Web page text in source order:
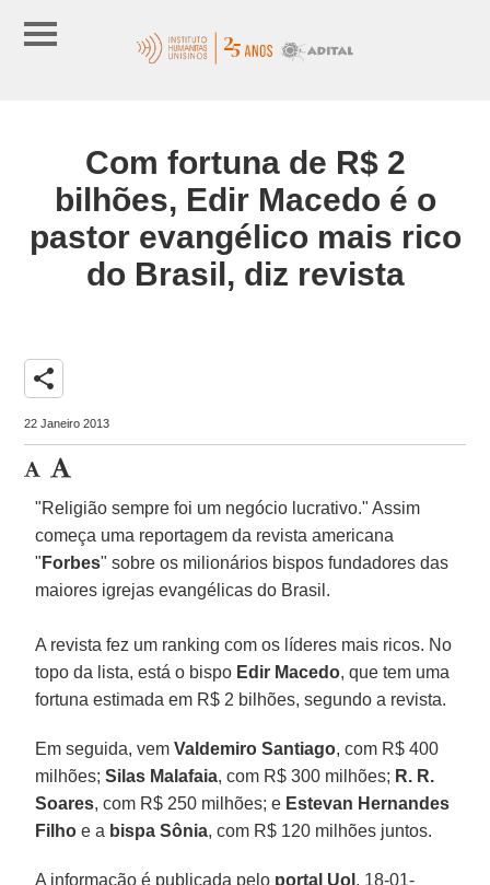
Com fortuna de R$ 2
bilhões, Edir Macedo é o
pastor evangélico mais rico
do Brasil, diz revista
share
22 Janeiro 2013
"Religião sempre foi um negócio lucrativo." Assim
começa uma reportagem da revista americana
" Forbes" sobre os milionários bispos fundadores das
maiores igrejas evangélicas do Brasil.
A revista fez um ranking com os líderes mais ricos. No
topo da lista, está o bispo Edir Macedo, que tem uma
fortuna estimada em R$ 2 bilhões, segundo a revista.
Em seguida, vemValdemiro Santiago, com R$ 400
milhões;Silas Malafaia, com R$ 300 milhões; R. R.
Soares, com R$ 250 milhões; e Estevan Hernandes
Filho e a bispa Sônia, com R$ 120 milhões juntos.
A informação é publicada pelo portal Uol , 18-01-